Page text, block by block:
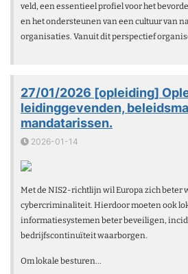
veld, een essentieel profiel voor het
en het ondersteunen van een cultuur van
organisaties. Vanuit dit perspectief
27/01/2026 [opleiding]
leidinggevenden,
mandatarissen.
2026-01-14
Met de NIS2-richtlijnwil Europa zich beter
cybercriminaliteit. Hierdoor moeten ook
informatiesystemen beter beveiligen,
bedrijfscontinuïteit waarborgen.
Om lokale besturen...